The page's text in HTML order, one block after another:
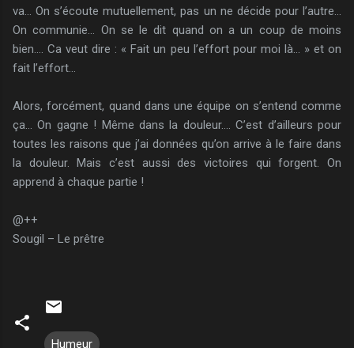
va… On s’écoute mutuellement, pas un ne décide pour l’autre…
On communie… On se le dit quand on a un coup de moins
bien…. Ca veut dire : « Fait un peu l’effort pour moi là… » et on
fait l’effort…
Alors, forcément, quand dans une équipe on s’entend comme
ça… On gagne ! Même dans la douleur…. C’est d’ailleurs pour
toutes les raisons que j’ai données qu’on arrive à le faire dans
la douleur. Mais c’est aussi des victoires qui forgent. On
apprend à chaque partie !
@++
Sougil – Le prêtre
Humeur